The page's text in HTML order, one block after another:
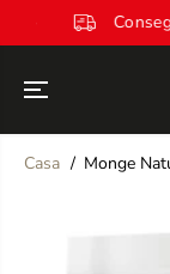
SALTA AL
CONTENUTO
Casa
Monge